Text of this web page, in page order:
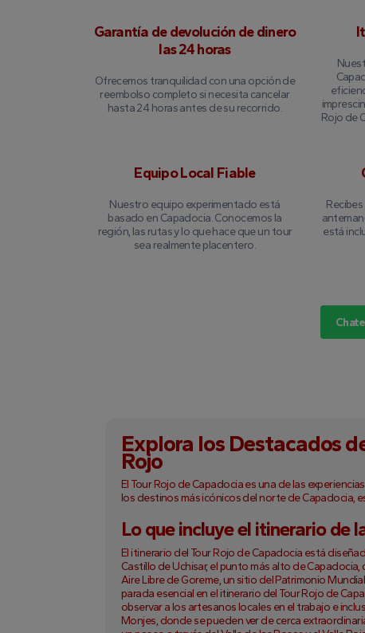
Garantía de devolución de dinero
las 24 horas
Ofrecemos tranquilidad con una opción de
reembolso completo si necesita cancelar
hasta 24 horas antes de su recorrido.
Rojo de
Equipo Local Fiable
Nuestro equipo experimentado está
basado en Capadocia. Conocemos la
región, las rutas y lo que hace que un tour
sea realmente placentero.
está
Explora los Destacados
Rojo
El Tour Rojo de Capadocia es una de las
los destinos más icónicos del norte de Capadocia,
Lo que incluye el itinerario de
El itinerario del Tour Rojo de Capadocia está
Castillo de Uchisar, el punto más alto de
Aire Libre de Goreme, un sitio del Patrimonio
parada esencial en el itinerario del Tour Rojo de
observar a los artesanos locales en el trabajo e
Monjes, donde se pueden ver de cerca